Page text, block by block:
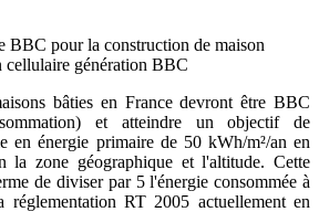
BBC pour la construction de maison
cellulaire génération BBC
bâties en France devront être BBC
et atteindre un objectif de
en énergie primaire de 50 kWh/m²/an en
la zone géographique et l'altitude. Cette
de diviser par 5 l'énergie consommée à
réglementation RT 2005 actuellement en